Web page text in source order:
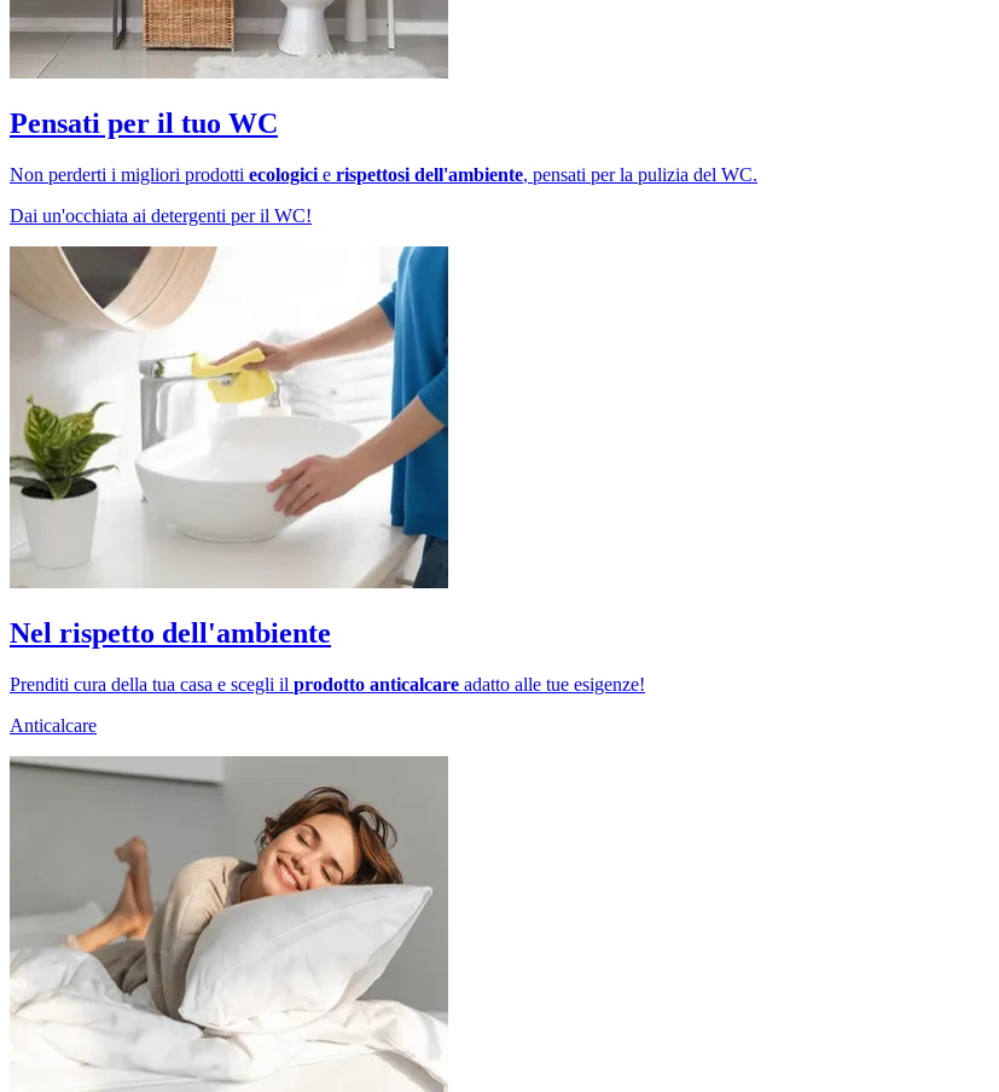
Pensati per il tuo WC
Non perderti i migliori prodotti ecologici e rispettosi dell'ambiente, pensati per la pulizia del WC.
Dai un'occhiata ai detergenti per il WC!
Nel rispetto dell'ambiente
Prenditi cura della tua casa e scegli il prodotto anticalcare adatto alle tue esigenze!
Anticalcare